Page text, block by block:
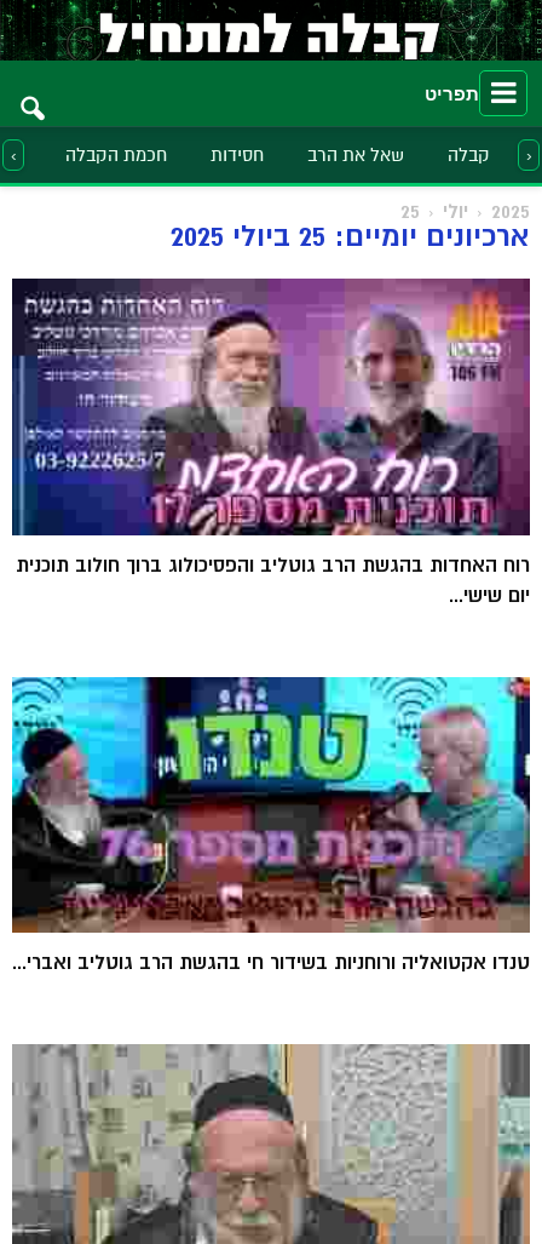
תפריט
קבלה שאל את הרב חסידות חכמת הקבלה ›
‹
2025 יולי 25
ארכיונים יומיים: 25 ביולי 2025
רוח האחדות בהגשת הרב גוטליב והפסיכולוג ברוך חולוב תוכנית
יום שישי...
טנדו אקטואליה ורוחניות בשידור חי בהגשת הרב גוטליב ואברי...